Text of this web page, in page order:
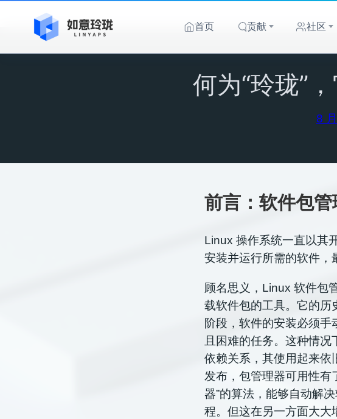
首页 贡献 社区
何为“玲珑”
8
前言：软件包
Linux 操作系统一直以其
安装并运行所需的软件，
顾名思义，Linux 软件包
载软件包的工具。它的历
阶段，软件的安装必须手
且困难的任务。 这种情况
依赖关系，其使用起来依
发布，包管理器可用性有
器”的算法，能够自动解
程。但这在另一方面大大